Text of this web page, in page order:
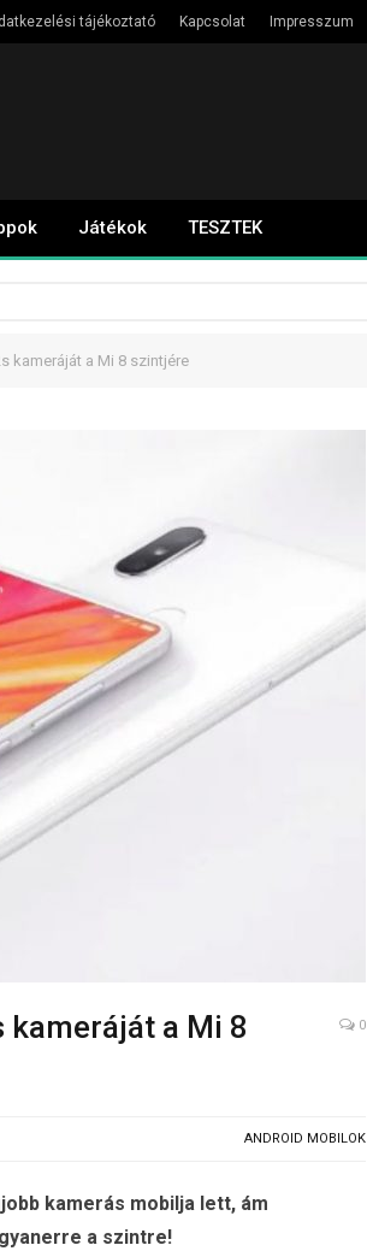
tájékoztató Kapcsolat Impresszum
Játékok TESZTEK
kameráját a Mi 8 szintjére
kameráját a Mi 8
0
ANDROID MOBILOK
kamerás mobilja lett, ám
a szintre!